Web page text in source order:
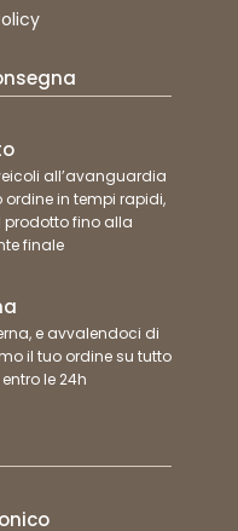
all’avanguardia
in tempi rapidi,
fino alla
finale
e avvalendoci di
il tuo ordine su tutto
le 24h